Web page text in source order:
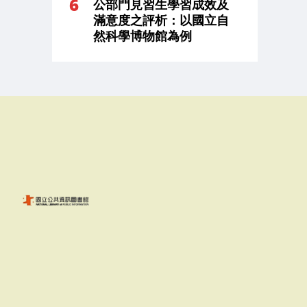
公部門見習生學習成效及
滿意度之評析：以國立自
然科學博物館為例